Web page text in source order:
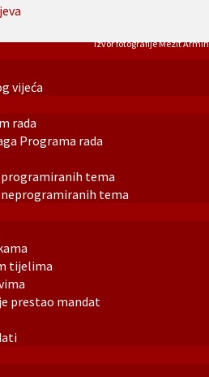
vijeća
rada
Programa rada
tema
tema
tijelima
prestao mandat
Izvor fotografije Mezit Armin